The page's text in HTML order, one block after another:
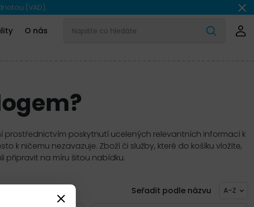
(VAD).
O nás
prostřednictvím poskytnutí ucelených relevantních informací k
k ničemu nezavazuje. Zboží či služby, které do košíku vložíte,
připravit na míru šitou nabídku.
Seřadit podle názvu A–Z